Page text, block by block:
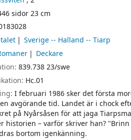
sidor 23 cm
Sverige -- Halland -- Tiarp
Deckare
839.738 23/swe
Hc.01
I februari 1986 sker det första
avgörande tid. Landet är i chock
på Nyårsåsen för att jaga
historien – varför skriver han?
bortom igenkänning.